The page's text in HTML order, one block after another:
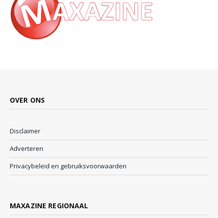
OVER ONS
Disclaimer
Adverteren
Privacybeleid en gebruiksvoorwaarden
MAXAZINE REGIONAAL